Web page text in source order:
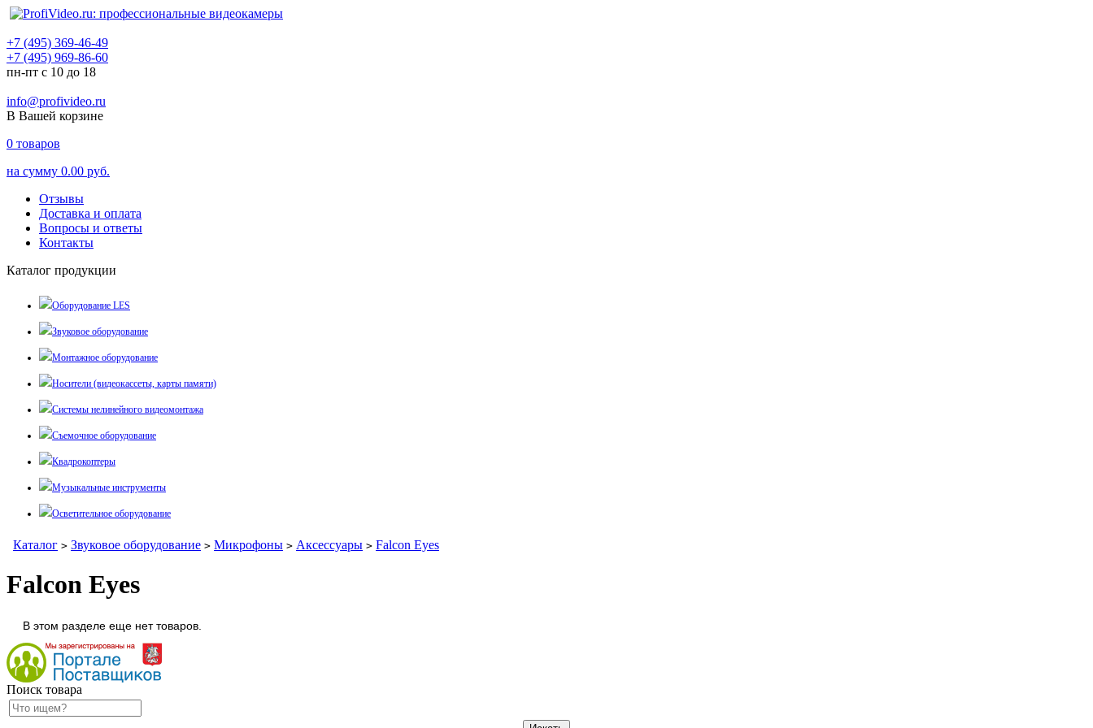
+7 (495) 369-46-49
+7 (495) 969-86-60
пн-пт с 10 до 18
info@profivideo.ru
В Вашей корзине
0 товаров
на сумму 0.00 руб.
Отзывы
Доставка и оплата
Вопросы и ответы
Контакты
Каталог продукции
Оборудование LES
Звуковое оборудование
Монтажное оборудование
Носители (видеокассеты, карты памяти)
Системы нелинейного видеомонтажа
Съемочное оборудование
Квадрокоптеры
Музыкальные инструменты
Осветительное оборудование
Каталог > Звуковое оборудование > Микрофоны > Аксессуары > Falcon Eyes
Falcon Eyes
В этом разделе еще нет товаров.
Поиск товара